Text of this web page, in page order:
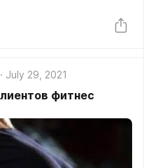
July 29, 2021
фитнес